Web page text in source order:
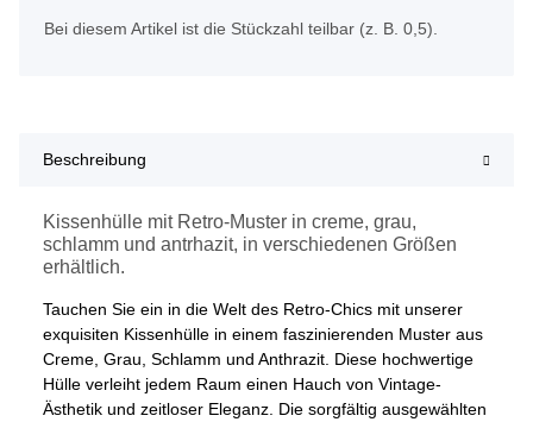
Bei diesem Artikel ist die Stückzahl teilbar (z. B. 0,5).
Beschreibung
Kissenhülle mit Retro-Muster in creme, grau,
schlamm und antrhazit, in verschiedenen Größen
erhältlich.
Tauchen Sie ein in die Welt des Retro-Chics mit unserer
exquisiten Kissenhülle in einem faszinierenden Muster aus
Creme, Grau, Schlamm und Anthrazit. Diese hochwertige
Hülle verleiht jedem Raum einen Hauch von Vintage-
Ästhetik und zeitloser Eleganz. Die sorgfältig ausgewählten